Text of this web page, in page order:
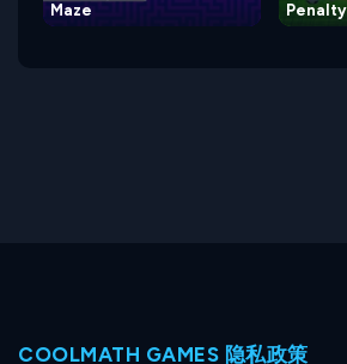
Maze
COOLMATH GAMES 隐私政策